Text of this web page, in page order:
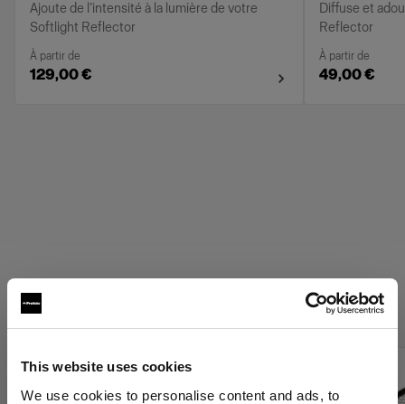
This website uses cookies
We use cookies to personalise content and ads, to
Ajoute de l’intensité à la lumière de votre
Softlight Reflector
À partir de
129,00 €
Diffuse et
Reflector
À partir de
49,00 €
Profoto Grids